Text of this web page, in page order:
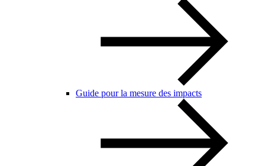
Guide pour la mesure des impacts